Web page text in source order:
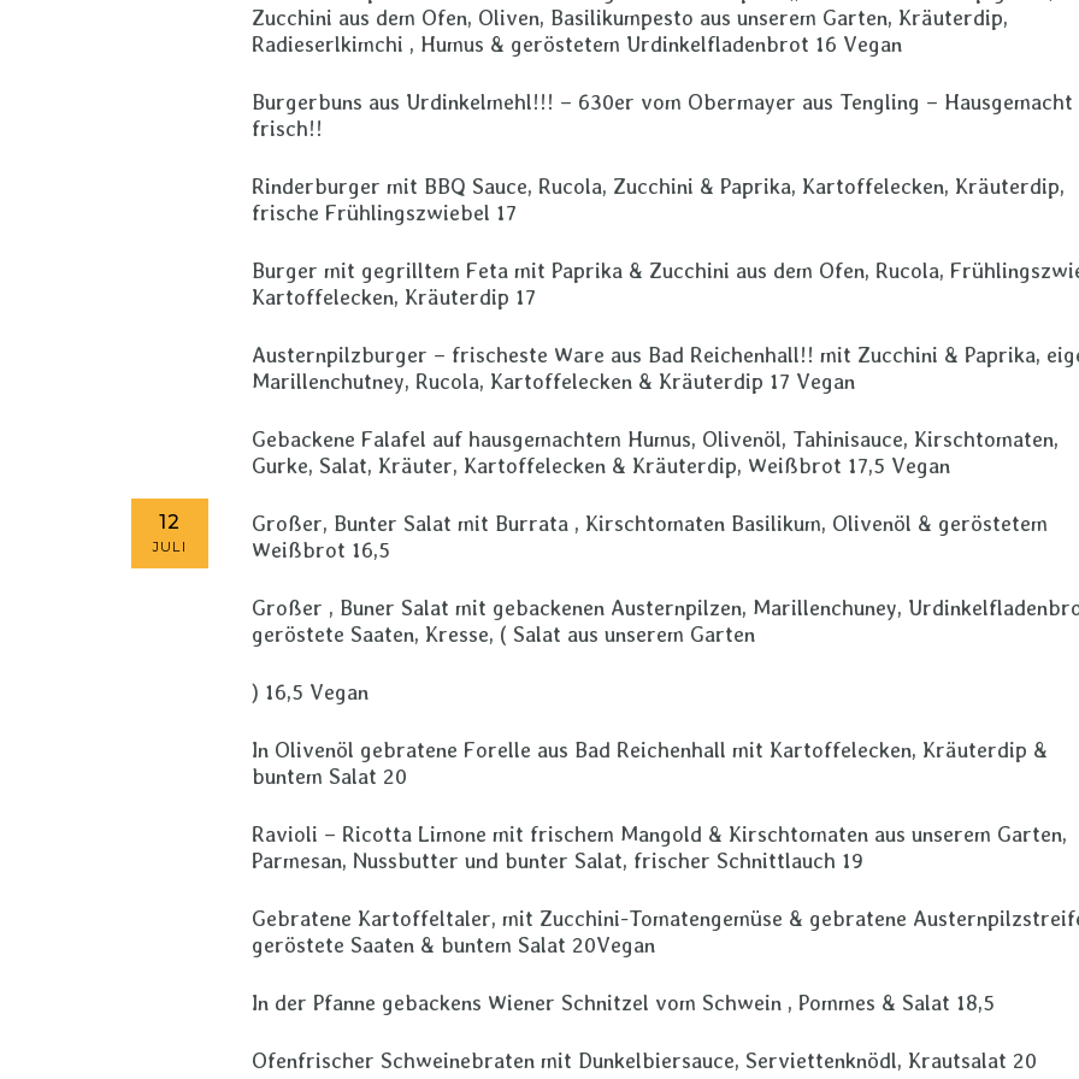
12
JULI
Zucchini aus dem Ofen, Oliven, Basilikumpesto aus unserem Garten, Kräuterdip,
Radieserlkimchi , Humus & geröstetem Urdinkelfladenbrot 16 Vegan
Burgerbuns aus Urdinkelmehl!!! – 630er vom Obermayer aus Tengling – Hausgemacht
frisch!!
Rinderburger mit BBQ Sauce, Rucola, Zucchini & Paprika, Kartoffelecken, Kräuterdip,
frische Frühlingszwiebel 17
Burger mit gegrilltem Feta mit Paprika & Zucchini aus dem Ofen, Rucola,
Kartoffelecken, Kräuterdip 17
Austernpilzburger – frischeste Ware aus Bad Reichenhall!! mit Zucchini & Paprika,
Marillenchutney, Rucola, Kartoffelecken & Kräuterdip 17 Vegan
Gebackene Falafel auf hausgemachtem Humus, Olivenöl, Tahinisauce, Kirschtomaten,
Gurke, Salat, Kräuter, Kartoffelecken & Kräuterdip, Weißbrot 17,5 Vegan
Großer, Bunter Salat mit Burrata , Kirschtomaten Basilikum, Olivenöl & geröstetem
Weißbrot 16,5
Großer , Buner Salat mit gebackenen Austernpilzen, Marillenchuney,
geröstete Saaten, Kresse, ( Salat aus unserem Garten
) 16,5 Vegan
In Olivenöl gebratene Forelle aus Bad Reichenhall mit Kartoffelecken, Kräuterdip &
buntem Salat 20
Ravioli – Ricotta Limone mit frischem Mangold & Kirschtomaten aus unserem Garten,
Parmesan, Nussbutter und bunter Salat, frischer Schnittlauch 19
Gebratene Kartoffeltaler, mit Zucchini-Tomatengemüse & gebratene
geröstete Saaten & buntem Salat 20Vegan
In der Pfanne gebackens Wiener Schnitzel vom Schwein , Pommes & Salat 18,5
Ofenfrischer Schweinebraten mit Dunkelbiersauce, Serviettenknödl, Krautsalat 20